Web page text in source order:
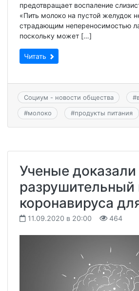
предотвращает воспаление
«Пить молоко на пустой желудок
страдающим непереносимостью
поскольку может […]
Читать
Социум - новости общества #
#молоко #продукты питания
Ученые доказали
разрушительный
коронавируса
11.09.2020 в 20:00 464